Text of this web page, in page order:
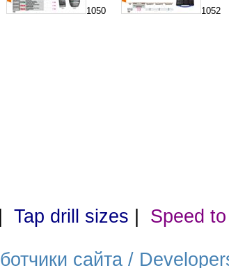
1050 1052
Tap drill sizes Speed
сайта /